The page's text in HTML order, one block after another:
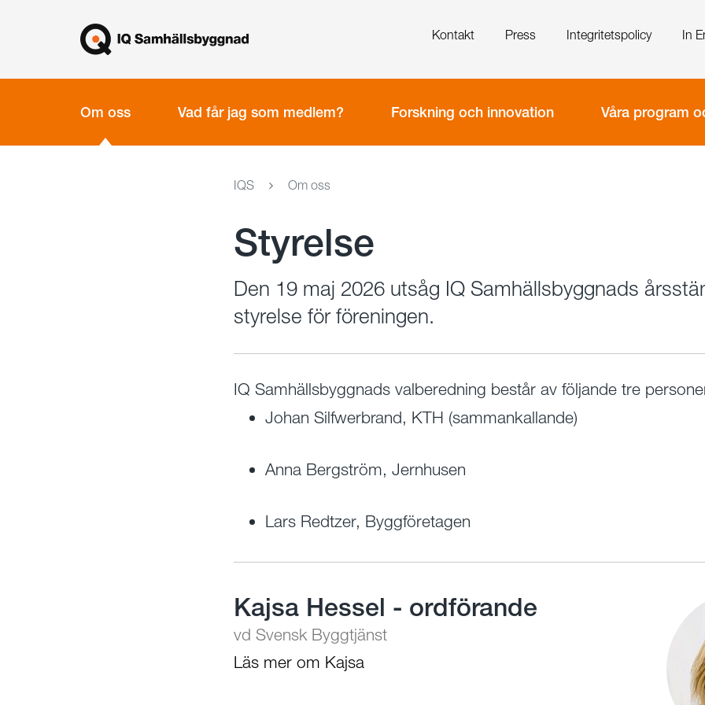
Kontakt Press Integritetspolicy In
Om oss Vad får jag som medlem? Forskning och innovation Våra program
IQS Om oss
Styrelse
Den 19 maj 2026 utsåg IQ Samhällsbyggnads
styrelse för föreningen.
IQ Samhällsbyggnads valberedning består av följande tre
Johan Silfwerbrand, KTH (sammankallande)
Anna Bergström, Jernhusen
Lars Redtzer, Byggföretagen
Kajsa Hessel - ordförande
vd Svensk Byggtjänst
Läs mer om Kajsa